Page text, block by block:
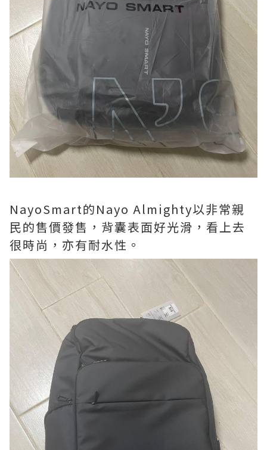
NayoSmart的Nayo Almighty以非常親
民的售價發售，背囊表面好光滑，看上去
很時尚，亦有耐水性。